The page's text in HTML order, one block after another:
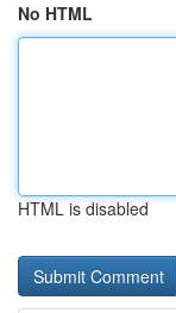
No HTML
HTML is disabled